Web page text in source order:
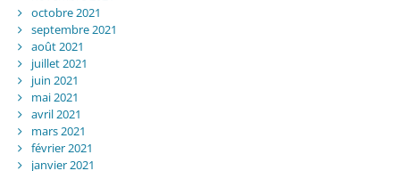
octobre 2021
septembre 2021
août 2021
juillet 2021
juin 2021
mai 2021
avril 2021
mars 2021
février 2021
janvier 2021